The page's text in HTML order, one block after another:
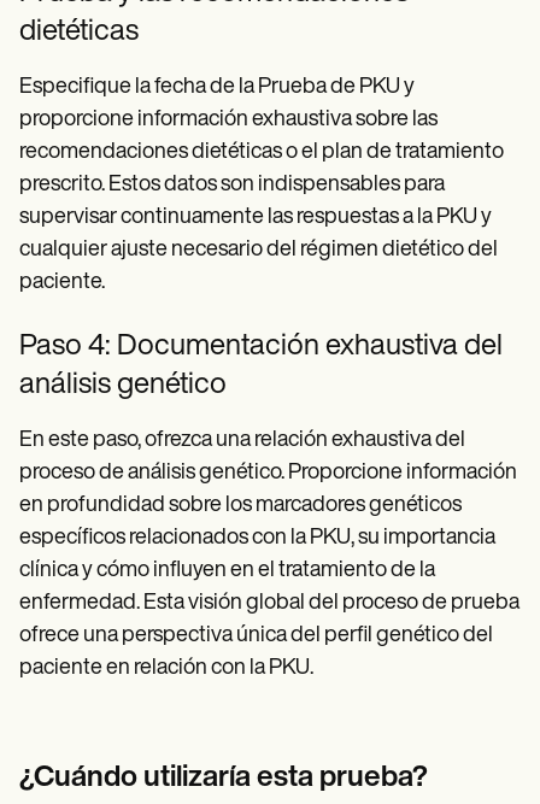
dietéticas
Especifique la fecha de la Prueba de PKU y
proporcione información exhaustiva sobre las
recomendaciones dietéticas o el plan de tratamiento
prescrito. Estos datos son indispensables para
supervisar continuamente las respuestas a la PKU y
cualquier ajuste necesario del régimen dietético del
paciente.
Paso 4: Documentación exhaustiva del
análisis genético
En este paso, ofrezca una relación exhaustiva del
proceso de análisis genético. Proporcione información
en profundidad sobre los marcadores genéticos
específicos relacionados con la PKU, su importancia
clínica y cómo influyen en el tratamiento de la
enfermedad. Esta visión global del proceso de prueba
ofrece una perspectiva única del perfil genético del
paciente en relación con la PKU.
¿Cuándo utilizaría esta prueba?